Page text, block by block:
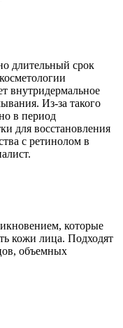
длительный срок
внутридермальное
Из-за такого
в период
для восстановления
с ретинолом в
которые
кожи лица. Подходят
объемных